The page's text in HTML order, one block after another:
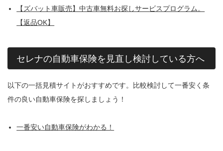
【ズバット車販売】中古車無料お探しサービスプログラム。
【返品OK】
セレナの自動車保険を見直し検討している方へ
以下の一括見積サイトがおすすめです。比較検討して一番安く条
件の良い自動車保険を探しましょう！
一番安い自動車保険がわかる！